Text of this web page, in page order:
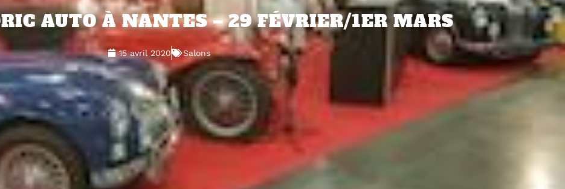
AUTO À NANTES – 29 FÉVRIER/1ER MARS
15 avril 2020 Salons